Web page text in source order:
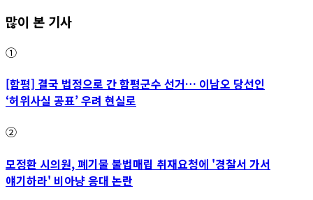
많이 본 기사
①
[함평] 결국 법정으로 간 함평군수 선거… 이남오 당선인
‘허위사실 공표’ 우려 현실로
②
모정환 시의원, 폐기물 불법매립 취재요청에 '경찰서 가서
얘기하라' 비아냥 응대 논란